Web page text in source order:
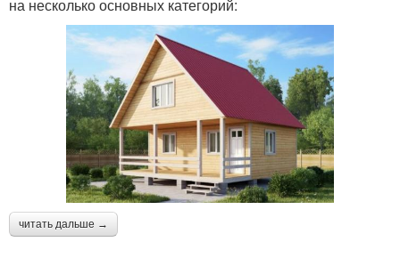
на несколько основных категорий:
читать дальше →